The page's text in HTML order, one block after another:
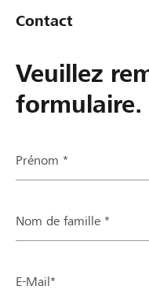
Contact
Veuillez
formulaire.
Prénom *
Nom de famille *
E-Mail*